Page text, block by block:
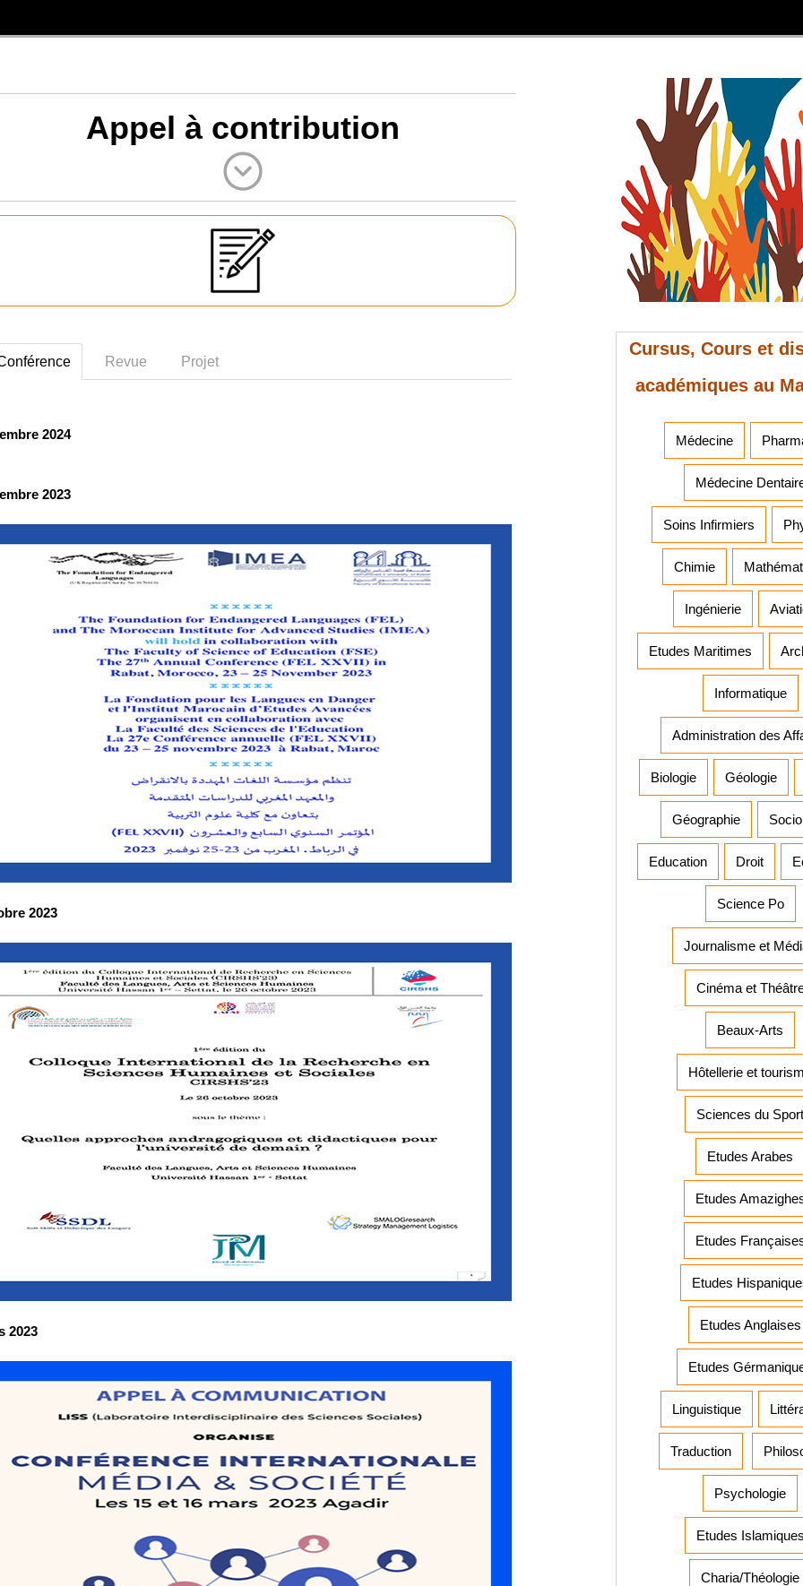
Appel à contribution
Revue Projet
2024
2023
2023
2023
Cursus, Cours et
académiques au
Médecine
Médecine
Soins Infirmiers
Chimie
Ingénierie
Etudes Maritimes
Informatique
Administration des
Biologie Géologie
Géographie
Education Droit
Science Po
Journalisme et
Cinéma et
Beaux-Arts
Hôtellerie et
Sciences du Sport
Etudes Arabes
Etudes
Etudes
Etudes
Etudes Anglaises
Etudes
Linguistique
Traduction
Psychologie
Etudes
Charia/Théologie